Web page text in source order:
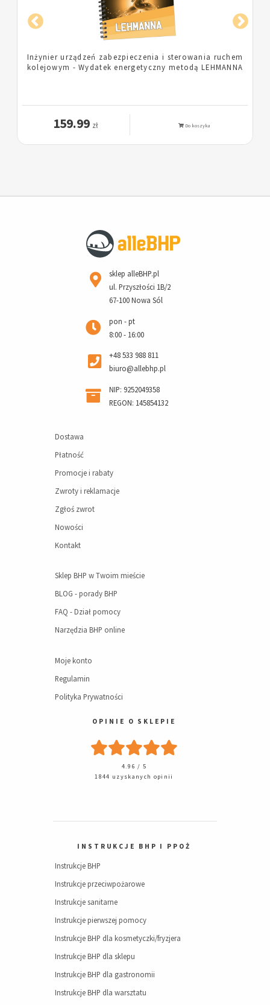
Pielęgniarka - Wydatek energetyczny metodą
LEHMANNA
159.99 zł Do koszyka
sklep alleBHP.pl
ul. Przyszłości 1B/2
67-100 Nowa Sól
pon - pt
8:00 - 16:00
+48 533 988 811
biuro@allebhp.pl
NIP: 9252049358
REGON: 145854132
Dostawa
Płatność
Promocje i rabaty
Zwroty i reklamacje
Zgłoś zwrot
Nowości
Kontakt
Sklep BHP w Twoim mieście
BLOG - porady BHP
FAQ - Dział pomocy
Narzędzia BHP online
Moje konto
Regulamin
Polityka Prywatności
OPINIE O SKLEPIE
4.96 / 5
1844 uzyskanych opinii
INSTRUKCJE BHP I PPOŻ
Instrukcje BHP
Instrukcje przeciwpożarowe
Instrukcje sanitarne
Instrukcje pierwszej pomocy
Instrukcje BHP dla kosmetyczki/fryzjera
Instrukcje BHP dla sklepu
Instrukcje BHP dla gastronomii
Instrukcje BHP dla warsztatu